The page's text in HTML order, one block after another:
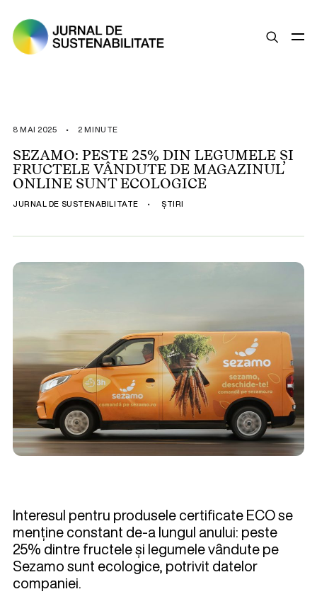
ȘTIRI
OPINII
ESG
COMPANII SUSTENABILE
8 MAI 2025 • 2 MINUTE
SEZAMO: PESTE 25% DIN LEGUMELE ȘI
FRUCTELE VÂNDUTE DE MAGAZINUL
ONLINE SUNT ECOLOGICE
JURNAL DE SUSTENABILITATE • ȘTIRI
Interesul pentru produsele certificate ECO se
menține constant de-a lungul anului: peste
25% dintre fructele și legumele vândute pe
Sezamo sunt ecologice, potrivit datelor
companiei.